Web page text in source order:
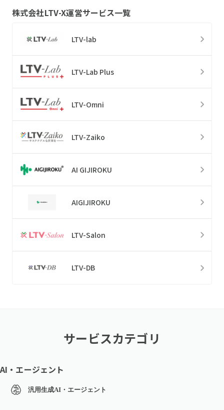
株式会社LTV-X運営サービス一覧
LTV-lab
LTV-Lab Plus
LTV-Omni
LTV-Zaiko
AI GIJIROKU
AIGIJIROKU
LTV-Salon
LTV-DB
サービスカテゴリ
AI・エージェント
汎用生成AI・エージェント